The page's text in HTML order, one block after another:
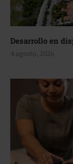
Desarrollo en
4 agosto, 2026